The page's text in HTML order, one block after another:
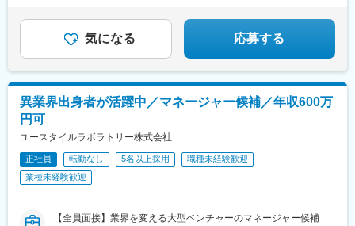
出雲市駅、高野駅、西富井駅、周防下郷駅、櫛ケ浜駅、府中駅(徳
島県)、北久米駅、北宇和島駅、伏石駅、下曽根駅、高城駅、杵築
気になる 応募する
異業界出身者が活躍中／マネージャー候補／年収600万
円可
ユースタイルラボラトリー株式会社
正社員 転勤なし 5名以上採用
職種未経験歓迎
業種未経験歓迎
【全員面接】業界を変える大型ベンチャーのマネージャー候補